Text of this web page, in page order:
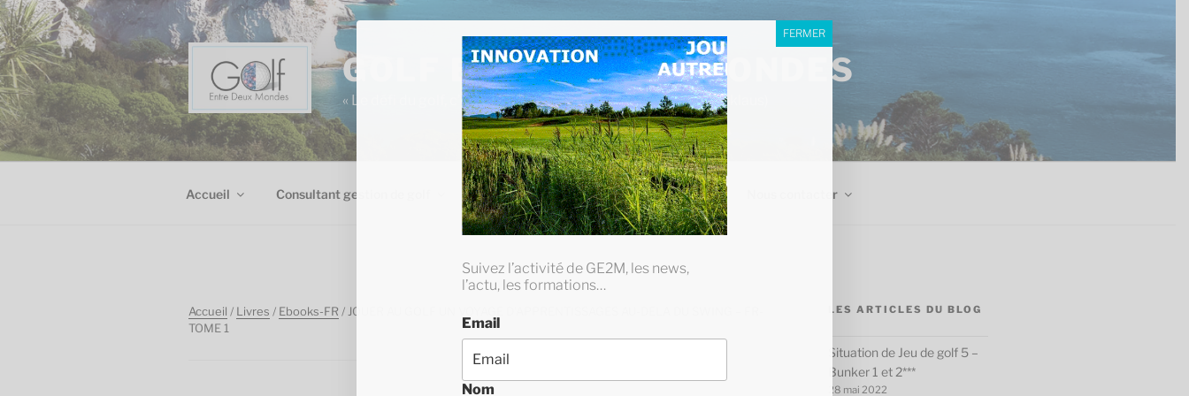
Aller
au
contenu
principal
GOLF ENTRE DEUX MONDES
« Le défi du golf, c’est d’accepter d’être imparfait » (Jack Nicklaus)
Accueil Consultant gestion de golf Formations Blog Livres Nous contacter
Accueil / Livres / Ebooks-FR / JOUER AU GOLF UN VOYAGE D’APPRENTISSAGES AU-DELA DU SWING – FR-
TOME 1
LES ARTICLES DU BLOG
Situation de Jeu de golf 5 –
Bunker 1 et 2***
28 mai 2022
Suivez l’activité de GE2M, les news,
l’actu, les formations…
Email
Nom
FERMER